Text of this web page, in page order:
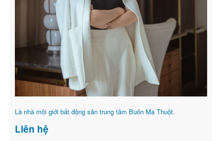
Là nhà môi giới bất động sản trung tâm Buôn Ma Thuột.
Liên hệ